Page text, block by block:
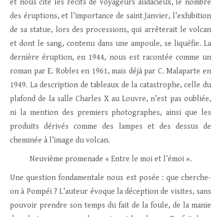
et nous cite les récits de voyageurs audacieux, le nombre
des éruptions, et l’importance de saint Janvier, l’exhibition
de sa statue, lors des processions, qui arrêterait le volcan
et dont le sang, contenu dans une ampoule, se liquéfie. La
dernière éruption, en 1944, nous est racontée comme un
roman par E. Robles en 1961, mais déjà par C. Malaparte en
1949. La description de tableaux de la catastrophe, celle du
plafond de la salle Charles X au Louvre, n’est pas oubliée,
ni la mention des premiers photographes, ainsi que les
produits dérivés comme des lampes et des dessus de
cheminée à l’image du volcan.
Neuvième promenade « Entre le moi et l’émoi ».
Une question fondamentale nous est posée : que cherche-
on à Pompéi ? L’auteur évoque la déception de visites, sans
pouvoir prendre son temps du fait de la foule, de la manie